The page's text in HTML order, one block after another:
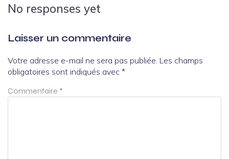
No responses yet
Laisser un commentaire
Votre adresse e-mail ne sera pas publiée. Les champs
obligatoires sont indiqués avec *
Commentaire *